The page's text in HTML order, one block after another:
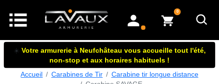
mon compte
0articles dans le panier
☀️ Votre armurerie à Neufchâteau vous accueille tout l'été,
non-stop et aux horaires habituels !
Accueil
Carabines de Tir
Carabine tir longue distance